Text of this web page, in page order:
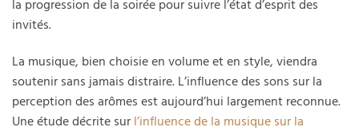
la progression de la soirée pour suivre l’état d’esprit des
invités.
La musique, bien choisie en volume et en style, viendra
soutenir sans jamais distraire. L’influence des sons sur la
perception des arômes est aujourd’hui largement reconnue.
Une étude décrite sur l’influence de la musique sur la